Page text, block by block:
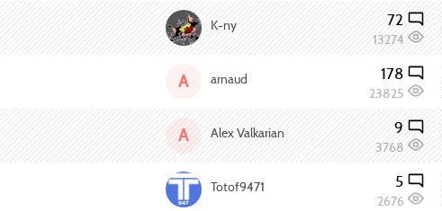
K-ny 72
13274
A arnaud 178
23825
A Alex Valkarian 9
3768
Totof9471 5
2676